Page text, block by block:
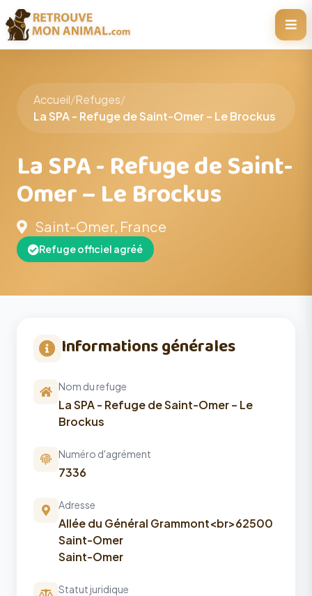
Accueil/Refuges/
La SPA - Refuge de Saint-Omer – Le Brockus
La SPA - Refuge de Saint-
Omer – Le Brockus
Saint-Omer, France
Refuge officiel agréé
Informations générales
Nom du refuge
La SPA - Refuge de Saint-Omer – Le
Brockus
Numéro d'agrément
7336
Adresse
Allée du Général Grammont<br>62500
Saint-Omer
Saint-Omer
Statut juridique